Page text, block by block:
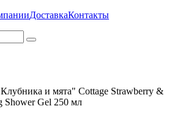
ДоставкаКонтакты
и мята" Cottage Strawberry &
Shower Gel 250 мл